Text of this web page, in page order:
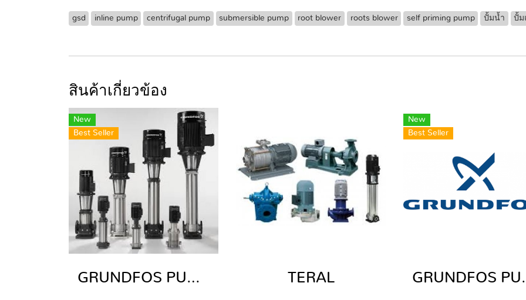
gsd inline pump centrifugal pump submersible pump root blower roots blower self priming pump ปั้มน้ำ ปั้ม
สินค้าเกี่ยวข้อง
New
Best Seller
GRUNDFOS PUMP TERAL
New
Best Seller